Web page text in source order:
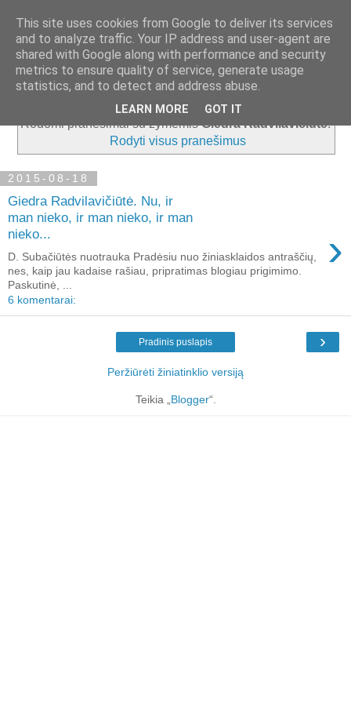
Rodomi pranešimai su žymėmisGiedra Radvilavičiūtė.
Rodyti visus pranešimus
2015-08-18
Giedra Radvilavičiūtė. Nu, ir
man nieko, ir man nieko, ir man
nieko...
›
D. Subačiūtės nuotrauka Pradėsiu nuo žiniasklaidos antraščių,
nes, kaip jau kadaise rašiau, pripratimas blogiau prigimimo.
Paskutinė, ...
6 komentarai:
›
Pradinis puslapis
Peržiūrėti žiniatinklio versiją
Teikia „ Blogger“.
This site uses cookies from Google to deliver its services
and to analyze traffic. Your IP address and user-agent are
shared with Google along with performance and security
metrics to ensure quality of service, generate usage
statistics, and to detect and address abuse.
LEARN MORE GOT IT